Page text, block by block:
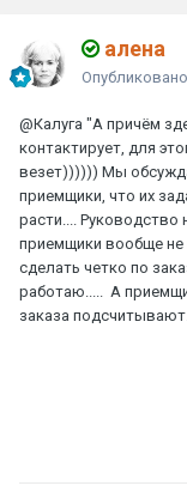
алена
Опубликовано
@Калуга "А причём
контактирует, для
везет)))))) Мы
приемщики, что их
расти.... Руководство
приемщики вообще
сделать четко по
работаю..... А
заказа